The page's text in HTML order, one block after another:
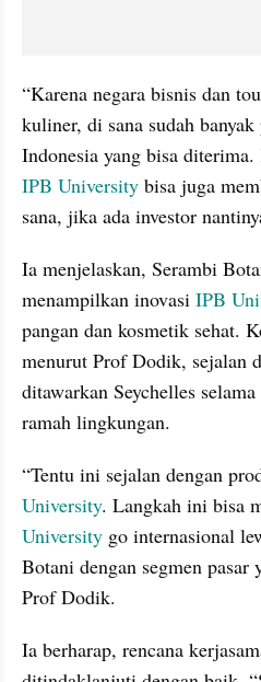
“Karena negara bisnis dan
kuliner, di sana sudah
IPB University bisa juga
sana, jika ada investor
Ia menjelaskan, Serambi
menampilkan inovasi IPB
pangan dan kosmetik sehat.
menurut Prof Dodik, sejalan
ditawarkan Seychelles
ramah lingkungan.
“Tentu ini sejalan dengan
University. Langkah ini bisa
University go internasional
Botani dengan segmen pasar
Prof Dodik.
Ia berharap, rencana